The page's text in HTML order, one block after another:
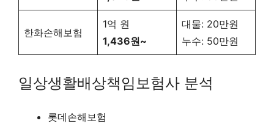
한화손해보험
1억 원
1,436원~
대물: 20만원
누수: 50만원
일상생활배상책임보험사 분석
롯데손해보험